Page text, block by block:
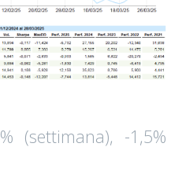
(settimana), -1,5%